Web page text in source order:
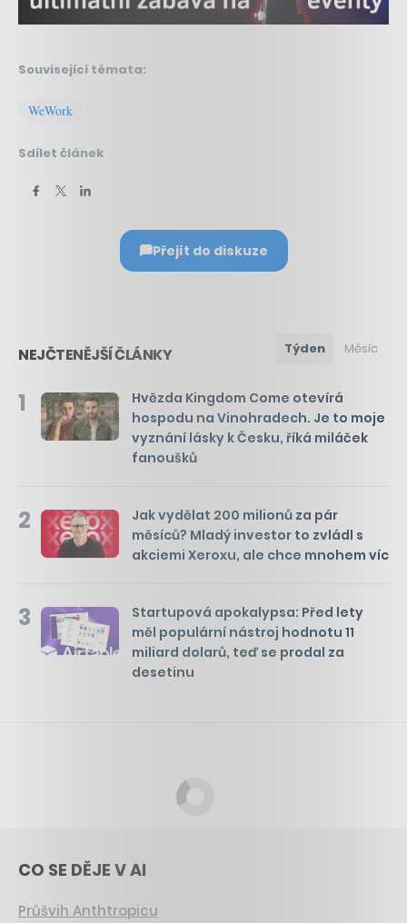
Související témata:
WeWork
Sdílet článek
Přejít do diskuze
NEJČTENĚJŠÍ ČLÁNKY Týden Měsíc
1
Hvězda Kingdom Come otevírá
hospodu na Vinohradech. Je to moje
vyznání lásky k Česku, říká miláček
fanoušků
2
Jak vydělat 200 milionů za pár
měsíců? Mladý investor to zvládl s
akciemi Xeroxu, ale chce mnohem víc
3
Startupová apokalypsa: Před lety
měl populární nástroj hodnotu 11
miliard dolarů, teď se prodal za
desetinu
CO SE DĚJE V AI
Průšvih Anthtropicu